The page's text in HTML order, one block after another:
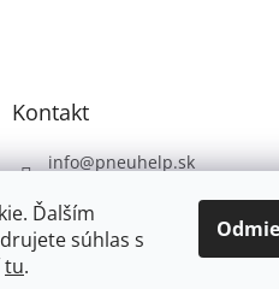
Ďalším
súhlas s
tu.
Kontakt
info@pneuhelp.sk